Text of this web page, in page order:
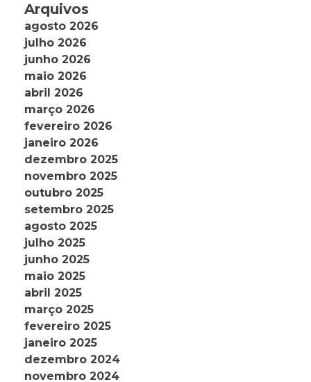
Arquivos
agosto 2026
julho 2026
junho 2026
maio 2026
abril 2026
março 2026
fevereiro 2026
janeiro 2026
dezembro 2025
novembro 2025
outubro 2025
setembro 2025
agosto 2025
julho 2025
junho 2025
maio 2025
abril 2025
março 2025
fevereiro 2025
janeiro 2025
dezembro 2024
novembro 2024